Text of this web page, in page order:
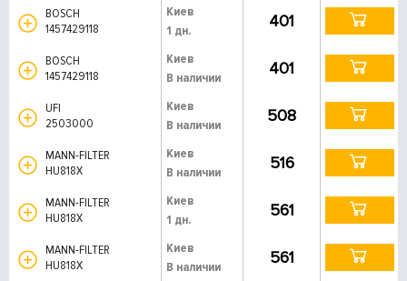
BOSCH
1457429118
Киев
1 дн.
401
BOSCH
1457429118
Киев
В наличии
401
UFI
2503000
Киев
В наличии
508
MANN-FILTER
HU818X
Киев
В наличии
516
MANN-FILTER
HU818X
Киев
1 дн.
561
MANN-FILTER
HU818X
Киев
В наличии
561